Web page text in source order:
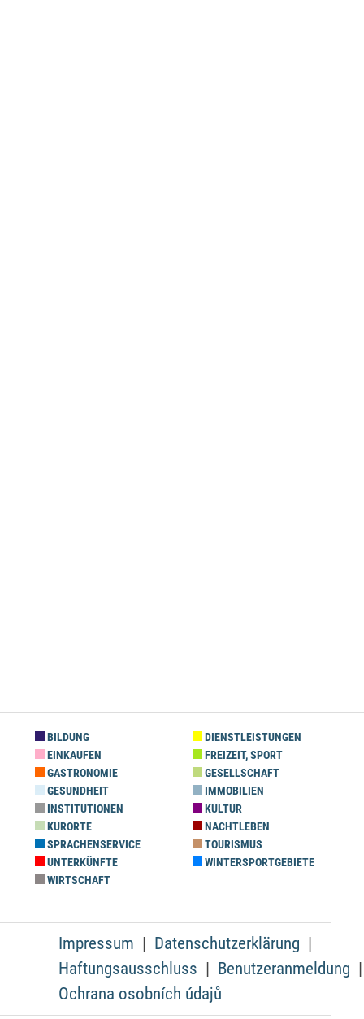
BILDUNG
DIENSTLEISTUNGEN
EINKAUFEN
FREIZEIT, SPORT
GASTRONOMIE
GESELLSCHAFT
GESUNDHEIT
IMMOBILIEN
INSTITUTIONEN
KULTUR
KURORTE
NACHTLEBEN
SPRACHENSERVICE
TOURISMUS
UNTERKÜNFTE
WINTERSPORTGEBIETE
WIRTSCHAFT
Impressum
Datenschutzerklärung
Haftungsausschluss
Benutzeranmeldung
Ochrana osobních údajů